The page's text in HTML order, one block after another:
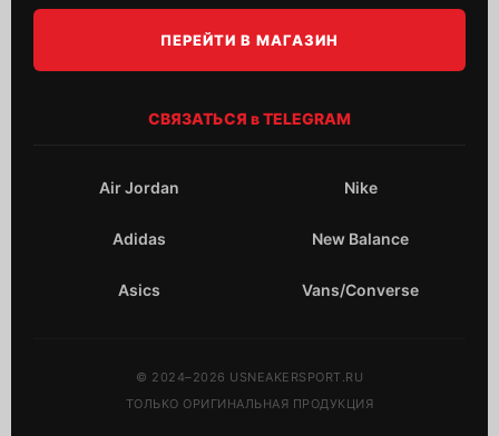
ПЕРЕЙТИ В МАГАЗИН
СВЯЗАТЬСЯ в TELEGRAM
Air Jordan Nike
Adidas New Balance
Asics Vans/Converse
© 2024–2026 USNEAKERSPORT.RU
ТОЛЬКО ОРИГИНАЛЬНАЯ ПРОДУКЦИЯ